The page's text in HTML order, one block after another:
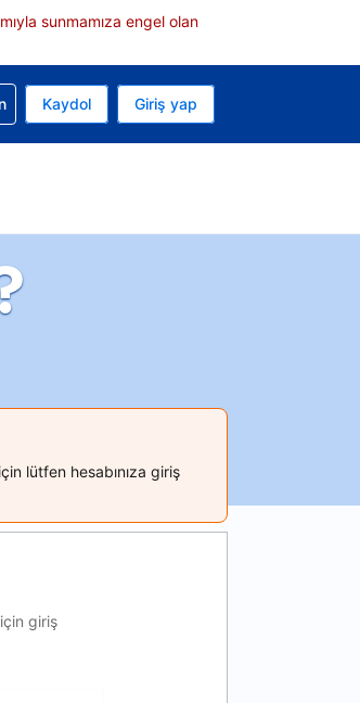
sunmamıza engel olan
ABD doları
yardım alın
Kaydol Giriş yap
lütfen hesabınıza giriş
giriş